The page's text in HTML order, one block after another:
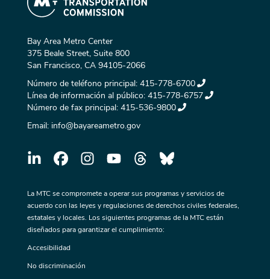
Bay Area Metro Center
375 Beale Street, Suite 800
San Francisco, CA 94105-2066
Número de teléfono principal: 415-778-6700
Línea de información al público: 415-778-6757
Número de fax principal: 415-536-9800
Email: info@bayareametro.gov
La MTC se compromete a operar sus programas y servicios de
acuerdo con las leyes y regulaciones de derechos civiles federales,
estatales y locales. Los siguientes programas de la MTC están
diseñados para garantizar el cumplimiento:
Accesibilidad
No discriminación